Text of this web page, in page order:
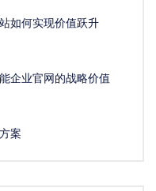
如何实现价值跃升
企业官网的战略价值
案